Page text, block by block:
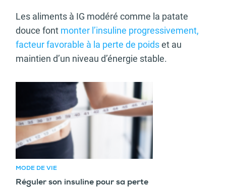
Les aliments à IG modéré comme la patate
douce font monter l’insuline progressivement,
facteur favorable à la perte de poidset au
maintien d’un niveau d’énergie stable.
Article recommandé
MODE DE VIE
Réguler son insuline pour sa perte